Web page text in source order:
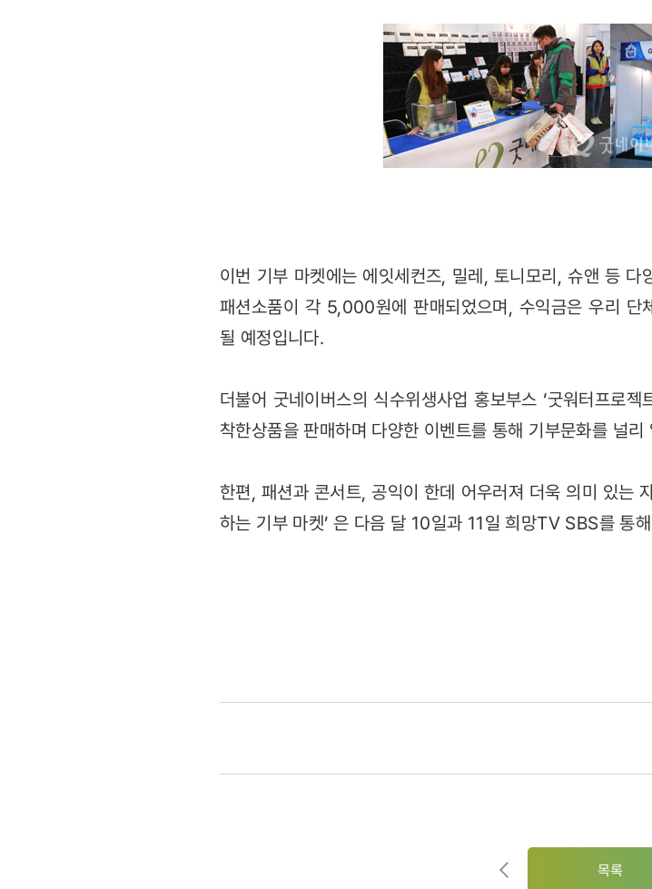
이번 기부 마켓에는 에잇세컨즈, 밀레, 토니모리, 슈앤 등
패션소품이 각 5,000원에 판매되었으며, 수익금은 우리 단
될 예정입니다.
더불어 굿네이버스의 식수위생사업 홍보부스 ‘굿워터프로
착한상품을 판매하며 다양한 이벤트를 통해 기부문화를 널
한편, 패션과 콘서트, 공익이 한데 어우러져 더욱 의미 있는
하는 기부 마켓’ 은 다음 달 10일과 11일 희망TV SBS를 통
목록